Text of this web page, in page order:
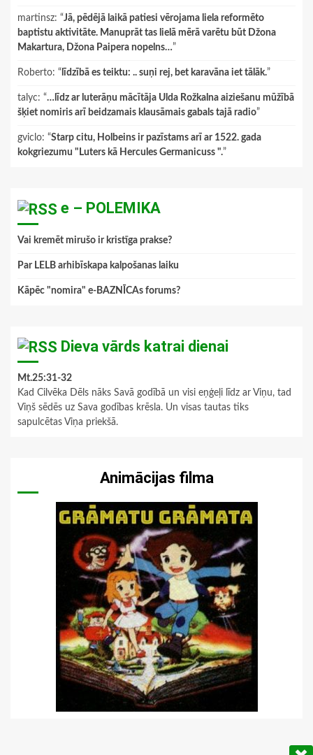
martinsz: “Jā, pēdējā laikā patiesi vērojama liela reformēto
baptistu aktivitāte. Manuprāt tas lielā mērā varētu būt Džona
Makartura, Džona Paipera nopelns…”
Roberto: “ līdzībā es teiktu: .. suņi rej, bet karavāna iet tālāk.”
talyc: “…līdz ar luterāņu mācītāja Ulda Rožkalna aiziešanu mūžībā
šķiet nomiris arī beidzamais klausāmais gabals tajā radio”
gviclo: “Starp citu, Holbeins ir pazīstams arī ar 1522. gada
kokgriezumu "Luters kā Hercules Germanicuss ".”
e – POLEMIKA
Vai kremēt mirušo ir kristīga prakse?
Par LELB arhibīskapa kalpošanas laiku
Kāpēc "nomira" e-BAZNĪCAs forums?
Dieva vārds katrai dienai
Mt.25:31-32
Kad Cilvēka Dēls nāks Savā godībā un visi eņģeļi līdz ar Viņu, tad
Viņš sēdēs uz Sava godības krēsla. Un visas tautas tiks
sapulcētas Viņa priekšā.
Animācijas filma